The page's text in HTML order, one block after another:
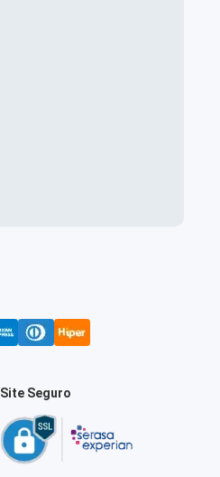
Site Seguro